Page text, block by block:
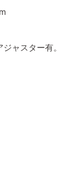
ャスター有。